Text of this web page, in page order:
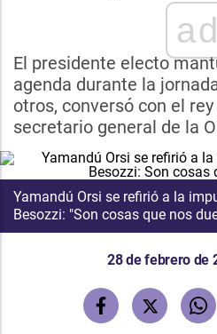
ad
El presidente electo
agenda durante la
otros, conversó con el
secretario general de la
Yamandú Orsi se refirió a la
Besozzi: "Son cosas que nos
28 de febrero de